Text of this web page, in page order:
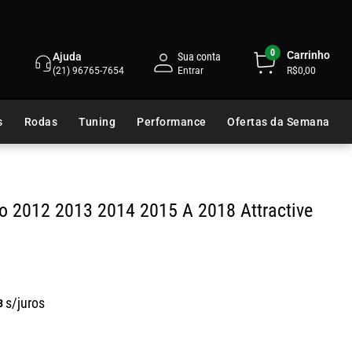
Ajuda
(21) 96765-7654
Sua conta 0 Carrinho
R$0,00
Rodas Tuning Performance Ofertas da Semana
2012 2013 2014 2015 A 2018 Attractive
s/juros